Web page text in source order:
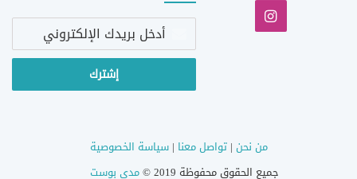
انستقرام
أدخل
الإلكتروني
من نحن |تواصل معنا |سياسة الخصوصية
جميع الحقوق محفوظة 2019 ©
مدى بوست